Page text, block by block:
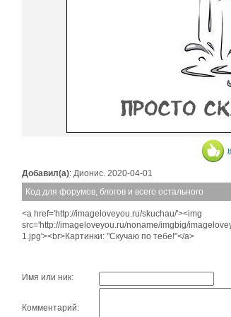
Добавил(а): Дионис. 2020-04-01
Код для форумов, блогов и всего остального
<a href='http://imageloveyou.ru/skuchau/'><img
src='http://imageloveyou.ru/noname/imgbig/
1.jpg'><br>Картинки: "Скучаю по тебе!"</a>
Имя или ник:
Комментарий: